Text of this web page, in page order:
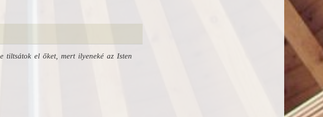
tiltsátok el őket, mert ilyeneké az Isten